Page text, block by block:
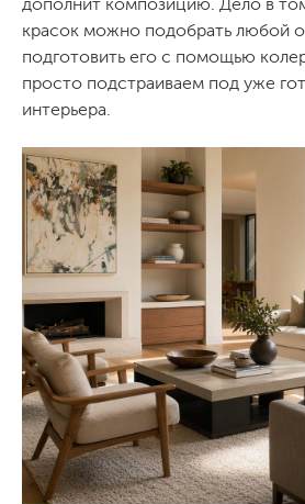
красок можно подобрать любой
подготовить его с помощью
просто подстраиваем под уже
интерьера.